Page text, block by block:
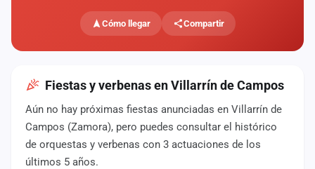
Cómo llegar Compartir
Fiestas y verbenas en Villarrín de Campos
Aún no hay próximas fiestas anunciadas en Villarrín de
Campos (Zamora), pero puedes consultar el histórico
de orquestas y verbenas con 3 actuaciones de los
últimos 5 años.
Agencias
Rankings
Vídeos
Anuncios